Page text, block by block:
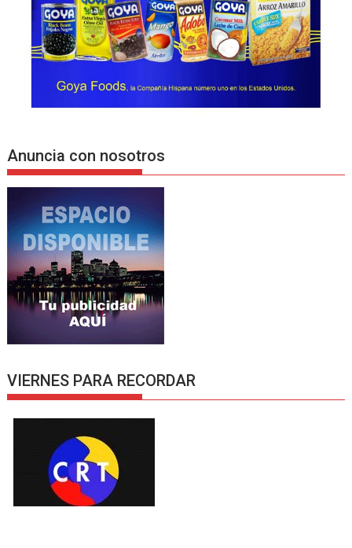
Anuncia con nosotros
VIERNES PARA RECORDAR